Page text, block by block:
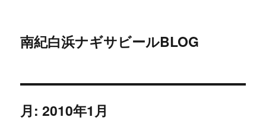
南紀白浜ナギサビールBLOG
月:2010年1月